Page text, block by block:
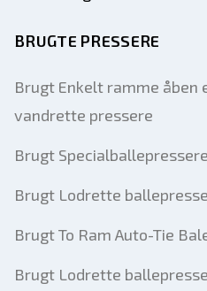
BRUGTE PRESSERE
Brugt Enkelt ramme åben
vandrette pressere
Brugt Specialballepressere
Brugt Lodrette
Brugt To Ram Auto-Tie
Brugt Lodrette